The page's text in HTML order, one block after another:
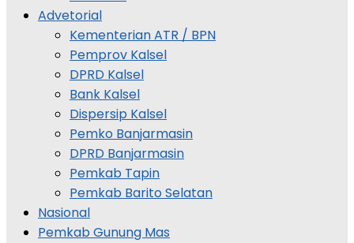
Advetorial
Kementerian ATR / BPN
Pemprov Kalsel
DPRD Kalsel
Bank Kalsel
Dispersip Kalsel
Pemko Banjarmasin
DPRD Banjarmasin
Pemkab Tapin
Pemkab Barito Selatan
Nasional
Pemkab Gunung Mas